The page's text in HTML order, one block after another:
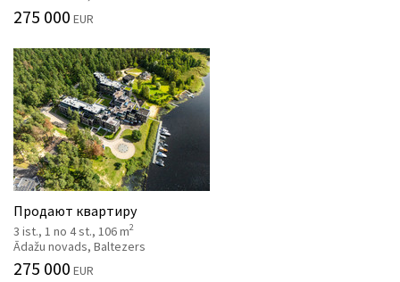
275 000 EUR
Продают квартиру
3 ist., 1 no 4 st., 106 m2
Ādažu novads, Baltezers
275 000 EUR